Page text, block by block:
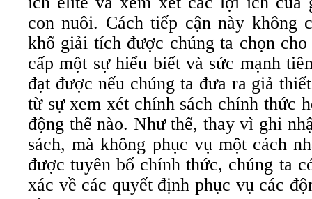
con nuôi. Cách tiếp cận này không
khổ giải tích được chúng ta chọn
cấp một sự hiểu biết và sức mạnh
đạt được nếu chúng ta đưa ra giả
từ sự xem xét chính sách chính thức
động thế nào. Như thế, thay vì ghi
sách, mà không phục vụ một cách
được tuyên bố chính thức, chúng ta
xác về các quyết định phục vụ các